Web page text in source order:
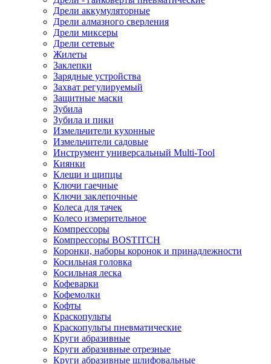
Дрели аккумуляторные
Дрели алмазного сверления
Дрели миксеры
Дрели сетевые
Жилеты
Заклепки
Зарядные устройства
Захват регулируемый
Защитные маски
Зубила
Зубила и пики
Измельчители кухонные
Измельчители садовые
Инструмент универсальный Multi-Tool
Киянки
Клещи и щипцы
Ключи гаечные
Ключи заклепочные
Колеса для тачек
Колесо измерительное
Компрессоры
Компрессоры BOSTITCH
Коронки, наборы коронок и принадлежности
Косильная головка
Косильная леска
Кофеварки
Кофемолки
Кофты
Краскопульты
Краскопульты пневматические
Круги абразивные
Круги абразивные отрезные
Круги абразивные шлифовальные